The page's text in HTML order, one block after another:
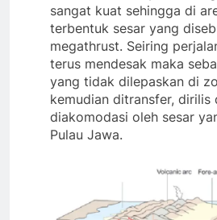
sangat kuat sehingga di
terbentuk sesar yang
megathrust. Seiring
terus mendesak maka
yang tidak dilepaskan di
kemudian ditransfer, dirilis
diakomodasi oleh sesar
Pulau Jawa.